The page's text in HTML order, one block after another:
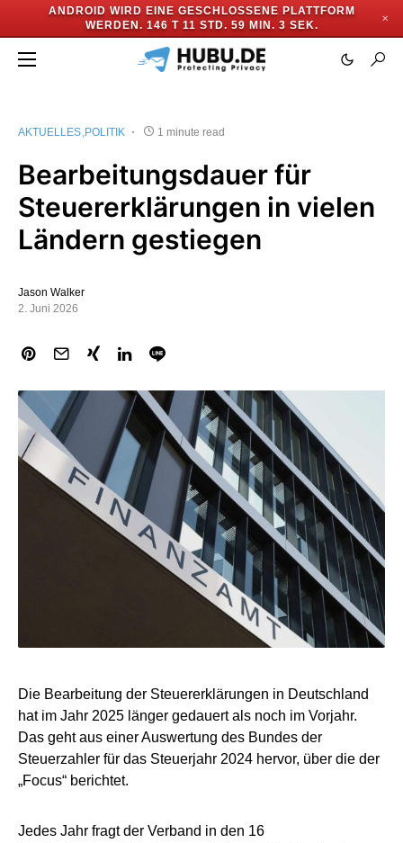
ANDROID WIRD EINE GESCHLOSSENE PLATTFORM
WERDEN. 146 T 11 STD. 59 MIN. 3 SEK.
✕
AKTUELLES POLITIK 1 minute read
Bearbeitungsdauer für
Steuererklärungen in vielen
Ländern gestiegen
Jason Walker
2. Juni 2026
Die Bearbeitung der Steuererklärungen in Deutschland
hat im Jahr 2025 länger gedauert als noch im Vorjahr.
Das geht aus einer Auswertung des Bundes der
Steuerzahler für das Steuerjahr 2024 hervor, über die der
„Focus“ berichtet.
Jedes Jahr fragt der Verband in den 16